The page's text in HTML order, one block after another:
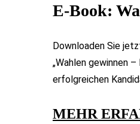
E-Book:
Downloaden Sie
„Wahlen gewinnen
erfolgreichen
MEHR